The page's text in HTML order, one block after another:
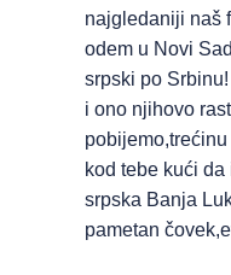
najgledaniji naš
odem u Novi
srpski po
i ono njihovo
kod tebe kući
srpska Banja
pametan